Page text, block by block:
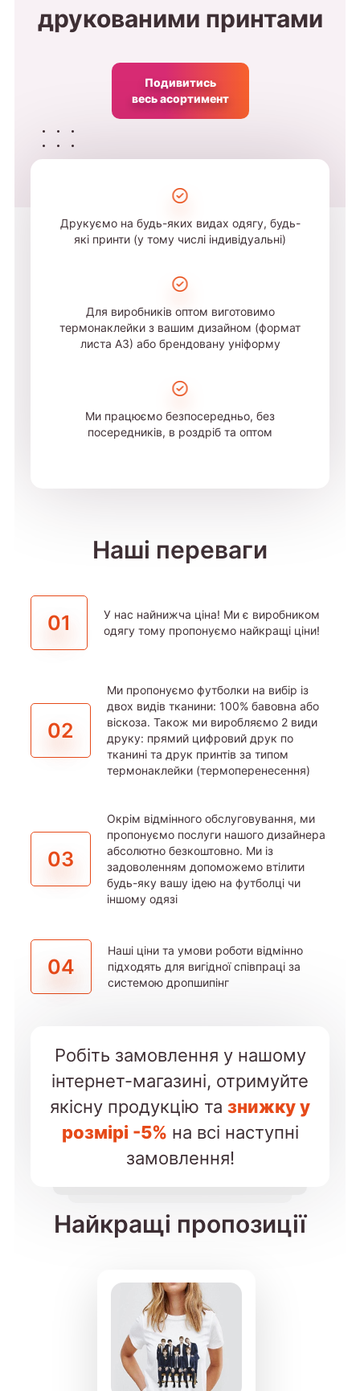
друкованими принтами
Подивитись
весь асортимент
Друкуємо на будь-яких видах одягу, будь-
які принти (у тому числі індивідуальні)
Для виробників оптом виготовимо
термонаклейки з вашим дизайном (формат
листа А3) або брендовану уніформу
Ми працюємо безпосередньо, без
посередників, в роздріб та оптом
Наші переваги
01
У нас найнижча ціна! Ми є виробником
одягу тому пропонуємо найкращі ціни!
02
Ми пропонуємо футболки на вибір із
двох видів тканини: 100% бавовна або
віскоза. Також ми виробляємо 2 види
друку: прямий цифровий друк по
тканині та друк принтів за типом
термонаклейки (термоперенесення)
03
Окрім відмінного обслуговування, ми
пропонуємо послуги нашого дизайнера
абсолютно безкоштовно. Ми із
задоволенням допоможемо втілити
будь-яку вашу ідею на футболці чи
іншому одязі
04
Наші ціни та умови роботи відмінно
підходять для вигідної співпраці за
системою дропшипінг
Робіть замовлення у нашому
інтернет-магазині, отримуйте
якісну продукцію та знижку у
розмірі -5% на всі наступні
замовлення!
Найкращі пропозиції